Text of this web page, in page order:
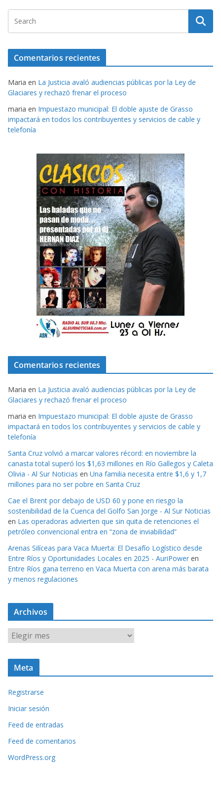
Comentarios recientes
Maria en La Justicia avaló audiencias públicas por la Ley de
Glaciares y rechazó frenar el proceso
maria en Impuestazo municipal: El doble ajuste de Grasso
impactará en todos los contribuyentes y servicios de cable y
telefonía
Comentarios recientes
Maria en La Justicia avaló audiencias públicas por la Ley de
Glaciares y rechazó frenar el proceso
maria en Impuestazo municipal: El doble ajuste de Grasso
impactará en todos los contribuyentes y servicios de cable y
telefonía
Santa Cruz volvió a marcar valores récord: en noviembre la
canasta total superó los $1,63 millones en Río Gallegos y Caleta
Olivia - Al Sur Noticias en Una familia necesita entre $1,6 y 1,7
millones para no ser pobre en Santa Cruz
Cae el Brent por debajo de USD 60 y pone en riesgo la
sostenibilidad de la Cuenca del Golfo San Jorge - Al Sur Noticias
en Las operadoras advierten que sin quita de retenciones el
petróleo convencional entra en “zona de inviabilidad”
Arenas Silíceas para Vaca Muerta: El Desafío Logístico desde
Entre Ríos y Oportunidades Locales en 2025 - AuriPower en
Entre Ríos gana terreno en Vaca Muerta con arena más barata
y menos regulaciones
Archivos
r
c
v
o
Meta
Registrarse
Iniciar sesión
Feed de entradas
Feed de comentarios
WordPress.org